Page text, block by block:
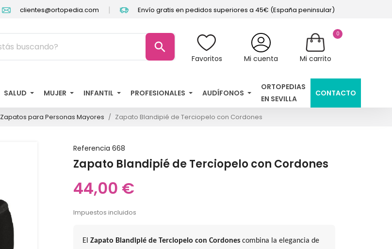
clientes@ortopedia.com | Envío gratis en pedidos superiores a 45€ (España peninsular)
search
0
Mi carrito
Mi cuenta
Favoritos
SALUD MUJER INFANTIL PROFESIONALES AUDÍFONOS
ORTOPEDIAS
EN SEVILLA
CONTACTO
Zapatos para Personas Mayores Zapato Blandipié de Terciopelo con Cordones
Referencia 668
Zapato Blandipié de Terciopelo con Cordones
44,00 €
Impuestos incluidos
ElZapato Blandipié de Terciopelo con Cordones combina la elegancia de